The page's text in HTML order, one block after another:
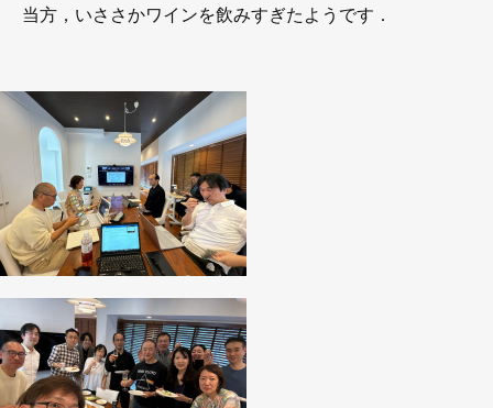
当方，いささかワインを飲みすぎたようです．